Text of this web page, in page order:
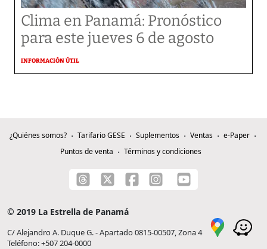
Clima en Panamá: Pronóstico
para este jueves 6 de agosto
INFORMACIÓN ÚTIL
¿Quiénes somos? Tarifario GESE Suplementos Ventas
e-Paper
Puntos de venta
Términos y condiciones
© 2019 La Estrella de Panamá
C/ Alejandro A. Duque G. - Apartado 0815-00507, Zona 4
Teléfono: +507 204-0000